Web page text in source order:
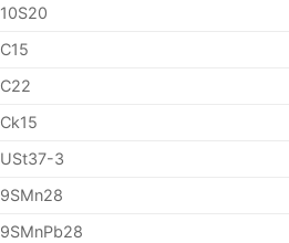
10S20
C15
C22
Ck15
USt37-3
9SMn28
9SMnPb28